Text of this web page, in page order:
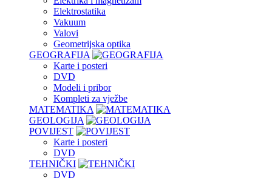
Elektrostatika
Vakuum
Valovi
Geometrijska optika
GEOGRAFIJA
Karte i posteri
DVD
Modeli i pribor
Kompleti za vježbe
MATEMATIKA
GEOLOGIJA
POVIJEST
Karte i posteri
DVD
TEHNIČKI
DVD